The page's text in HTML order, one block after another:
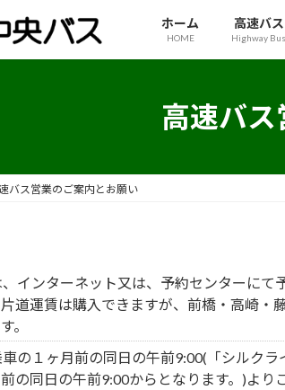
ホーム
HOME
高速バス
Highway Bus
高速バ
バス営業のご案内とお願い
、インターネット又は、予約センターに
道運賃は購入できますが、前橋・高崎・
。
車の１ヶ月前の同日の午前9:00(「シルク
の同日の午前9:00からとなります。)よ